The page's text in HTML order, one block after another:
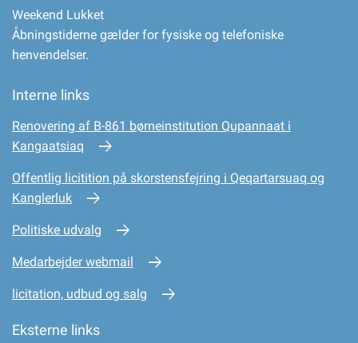
Weekend Lukket
Åbningstiderne gælder for fysiske og telefoniske
henvendelser.
Interne links
Renovering af B-861 børneinstitution Qupannaat i
Kangaatsiaq
Offentlig licitition på skorstensfejring i Qeqartarsuaq og
Kanglerluk
Politiske udvalg
Medarbejder webmail
licitation, udbud og salg
Eksterne links